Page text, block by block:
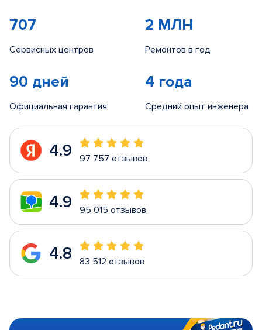
707
Сервисных центров
2 МЛН
Ремонтов в год
90 дней
Официальная гарантия
4 года
Средний опыт инженера
4.9 97 757 отзывов
4.9 95 015 отзывов
4.8 83 512 отзывов